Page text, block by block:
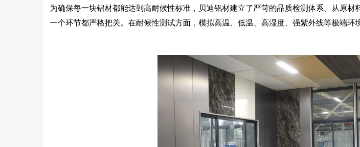
为确保每一块铝材都能达到高耐候性标准，贝迪铝材建立了严苛的品质检测体系。从原
一个环节都严格把关。在耐候性测试方面，模拟高温、低温、高湿度、强紫外线等极端环